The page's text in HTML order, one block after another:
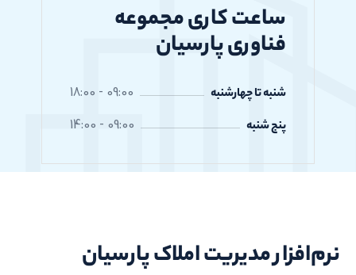
ساعت کاری مجموعه
فناوری پارسیان
شنبه تا چهارشنبه 09:00 - 18:00
09:00 - 14:00
مدیریت املاک پارسیان